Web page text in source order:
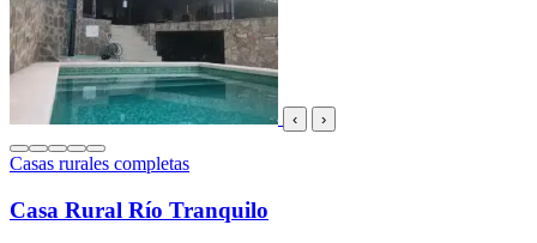
‹ ›
Casas rurales completas
Casa Rural Río Tranquilo